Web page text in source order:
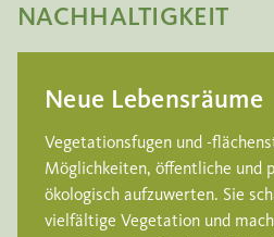
NACHHALTIGKEIT
Neue Lebensräume
Vegetationsfugen und -
Möglichkeiten, öffentliche und
ökologisch aufzuwerten. Sie
vielfältige Vegetation und